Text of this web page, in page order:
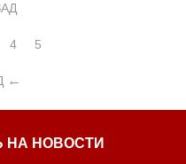
4 5
НА НОВОСТИ